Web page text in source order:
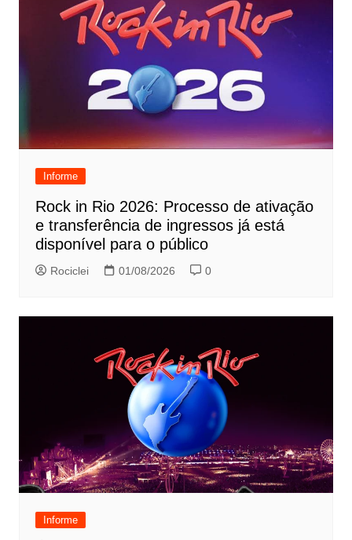
Informe
Rock in Rio 2026: Processo de ativação
e transferência de ingressos já está
disponível para o público
Rociclei 01/08/2026 0
Informe